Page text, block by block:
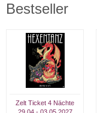
Bestseller
Zelt Ticket 4 Nächte